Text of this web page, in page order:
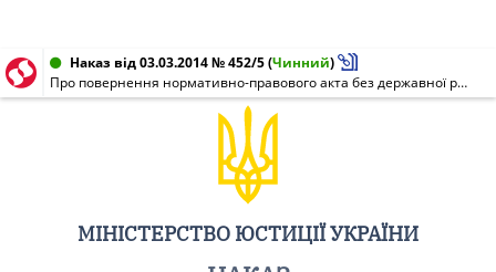
Наказ від 03.03.2014 № 452/5(Чинний)
Про повернення нормативно-правового акта без державної реєстрації для доопрацювання
МІНІСТЕРСТВО ЮСТИЦІЇ УКРАЇНИ